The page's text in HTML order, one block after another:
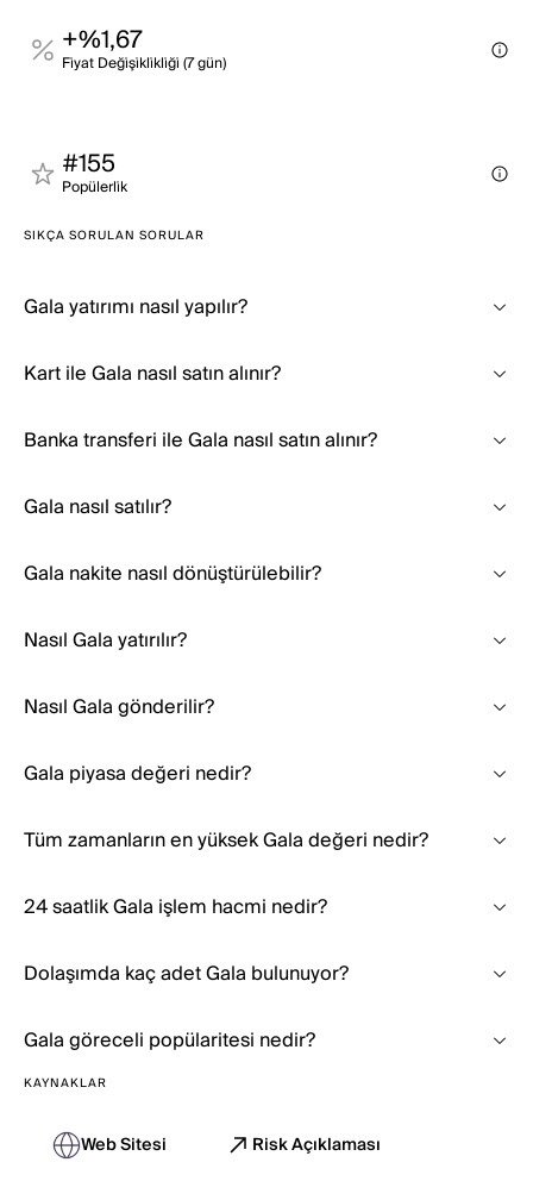
+%1,67
Fi̇yat Deği̇şi̇kli̇kli̇ği̇ (7 gün)
#155
Popülerli̇k
SIKÇA SORULAN SORULAR
Gala yatırımı nasıl yapılır?
Kart ile Gala nasıl satın alınır?
Banka transferi ile Gala nasıl satın alınır?
Gala nasıl satılır?
Gala nakite nasıl dönüştürülebilir?
Nasıl Gala yatırılır?
Nasıl Gala gönderilir?
Gala piyasa değeri nedir?
Tüm zamanların en yüksek Gala değeri nedir?
24 saatlik Gala işlem hacmi nedir?
Dolaşımda kaç adet Gala bulunuyor?
Gala göreceli popülaritesi nedir?
KAYNAKLAR
Web Sitesi Risk Açıklaması